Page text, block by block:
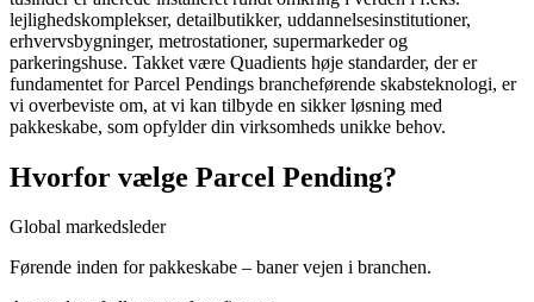
lejlighedskomplekser, detailbutikker, uddannelsesinstitutioner,
erhvervsbygninger, metrostationer, supermarkeder og
parkeringshuse. Takket være Quadients høje standarder, der er
fundamentet for Parcel Pendings brancheførende skabsteknologi, er
vi overbeviste om, at vi kan tilbyde en sikker løsning med
pakkeskabe, som opfylder din virksomheds unikke behov.
Hvorfor vælge Parcel Pending?
Global markedsleder
Førende inden for pakkeskabe – baner vejen i branchen.